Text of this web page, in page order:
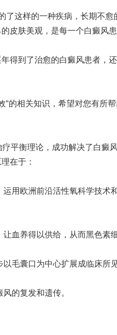
这样的一种疾病，长期不
皮肤美观，是每一个白癜风患
到了治愈的白癜风患者，
”的相关知识，希望对您有所
衡理论，成功解决了白癜
在于：
欧洲前沿活性氧科学技术
血养得以供给，从而黑色素
毛囊口为中心扩展成临床所
的复发和遗传。